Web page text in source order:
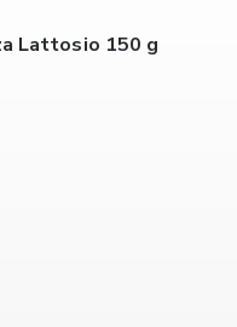
Lattosio 150 g